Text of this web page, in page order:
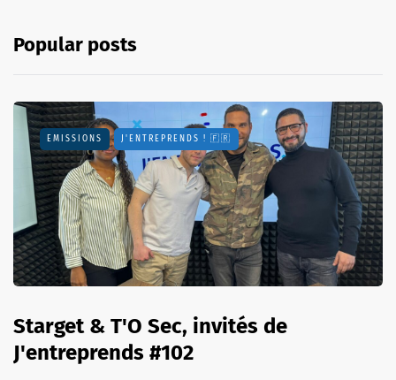
Popular posts
EMISSIONS J'ENTREPRENDS ! 🇫🇷
Starget & T'O Sec, invités de
J'entreprends #102